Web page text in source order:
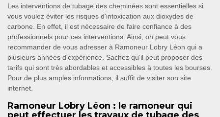
Les interventions de tubage des cheminées sont essentielles si
vous voulez éviter les risques d'intoxication aux dioxydes de
carbone. En effet, il est nécessaire de faire confiance à des
professionnels pour ces interventions. Ainsi, on peut vous
recommander de vous adresser à Ramoneur Lobry Léon qui a
plusieurs années d'expérience. Sachez qu'il peut proposer des
tarifs qui sont très abordables et accessibles à toutes les bourses.
Pour de plus amples informations, il suffit de visiter son site
internet.
Ramoneur Lobry Léon : le ramoneur qui